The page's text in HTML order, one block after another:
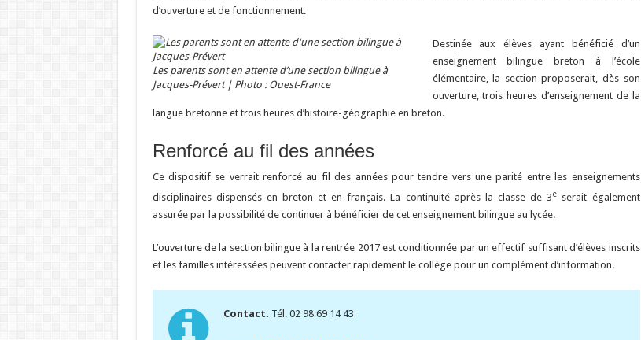
d’ouverture et de fonctionnement.
Les parents sont en attente d’une section bilingue à
Jacques-Prévert | Photo : Ouest-France
Destinée aux élèves ayant bénéficié d’un
enseignement bilingue breton à l’école
élémentaire, la section proposerait, dès son
ouverture, trois heures d’enseignement de la
langue bretonne et trois heures d’histoire-géographie en breton.
Renforcé au fil des années
Ce dispositif se verrait renforcé au fil des années pour tendre vers une parité entre les enseignements
disciplinaires dispensés en breton et en français. La continuité après la classe de 3e serait également
assurée par la possibilité de continuer à bénéficier de cet enseignement bilingue au lycée.
L’ouverture de la section bilingue à la rentrée 2017 est conditionnée par un effectif suffisant d’élèves inscrits
et les familles intéressées peuvent contacter rapidement le collège pour un complément d’information.
Contact. Tél. 02 98 69 14 43